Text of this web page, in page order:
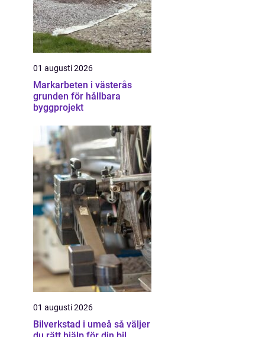
01 augusti 2026
Markarbeten i västerås
grunden för hållbara
byggprojekt
01 augusti 2026
Bilverkstad i umeå så väljer